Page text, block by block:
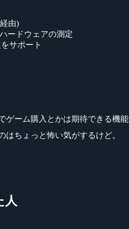
由)
ードウェアの測定
サポート
ゲーム購入とかは期待できる機
はちょっと怖い気がするけど。
人